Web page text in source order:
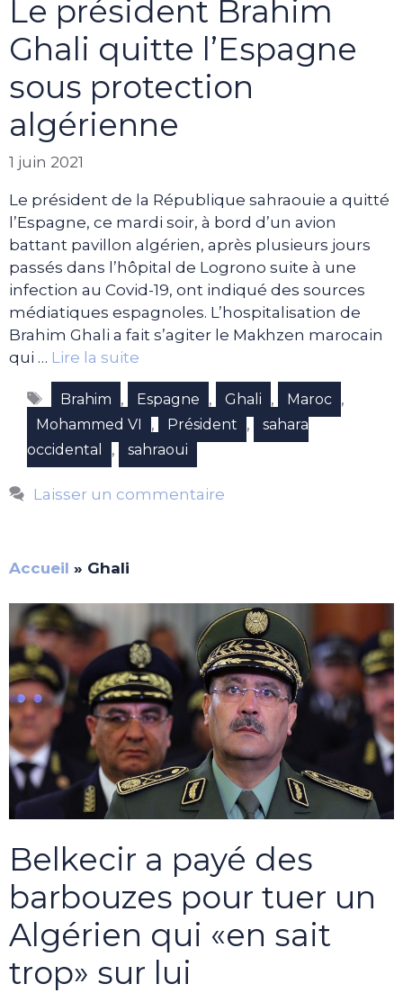
Le président Brahim
Ghali quitte l’Espagne
sous protection
algérienne
1 juin 2021
Le président de la République sahraouie a quitté
l’Espagne, ce mardi soir, à bord d’un avion
battant pavillon algérien, après plusieurs jours
passés dans l’hôpital de Logrono suite à une
infection au Covid-19, ont indiqué des sources
médiatiques espagnoles. L’hospitalisation de
Brahim Ghali a fait s’agiter le Makhzen marocain
qui … Lire la suite
Étiquettes
Brahim , Espagne , Ghali , Maroc ,
Mohammed VI , Président ,
sahara
occidental
, sahraoui
Laisser un commentaire
Accueil » Ghali
Belkecir a payé des
barbouzes pour tuer un
Algérien qui «en sait
trop» sur lui